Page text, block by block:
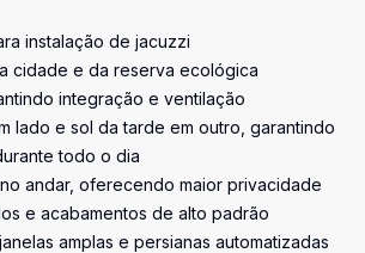
instalação de jacuzzi
cidade e da reserva ecológica
integração e ventilação
lado e sol da tarde em outro, garantindo
todo o dia
andar, oferecendo maior privacidade
e acabamentos de alto padrão
amplas e persianas automatizadas